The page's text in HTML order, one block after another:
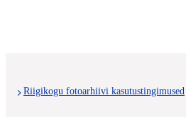
Riigikogu fotoarhiivi kasutustingimused